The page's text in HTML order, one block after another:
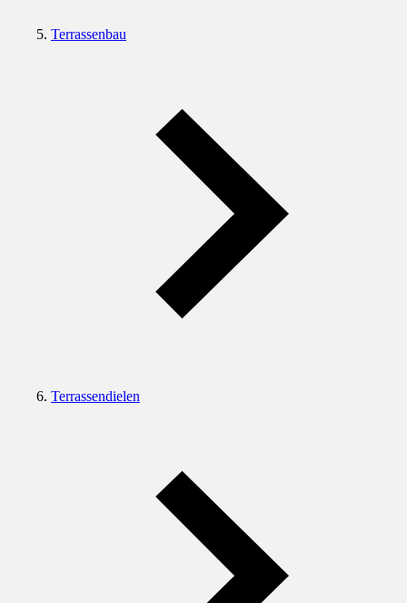
Terrassenbau
Terrassendielen